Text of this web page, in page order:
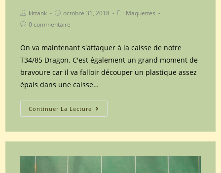
Post
author:
kittank
Postoctobre 31, 2018
PostMaquettes
Post0 commentaire
On va maintenant s'attaquer à la caisse de notre
T34/85 Dragon. C'est également un grand moment de
bravoure car il va falloir découper un plastique assez
épais dans une caisse…
Continuer La Lecture
Dragon
du
char
soviétique
T34/85